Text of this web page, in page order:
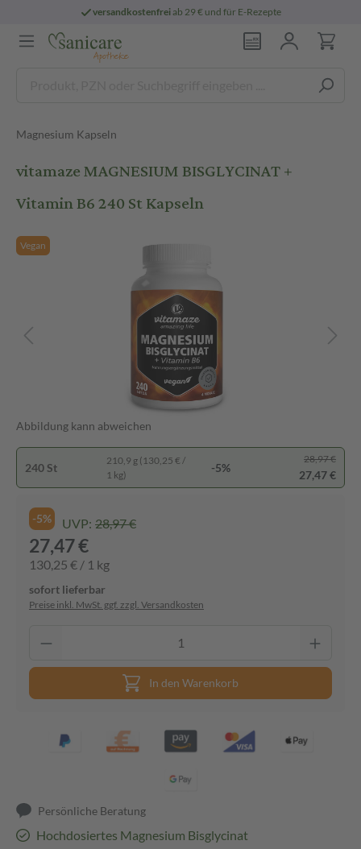
versandkostenfreiab 29 € und für E-Rezepte
Magnesium Kapseln
vitamaze MAGNESIUM BISGLYCINAT +
Vitamin B6 240 St Kapseln
Vegan
Abbildung kann abweichen
240 St
210,9 g (130,25 € /
1 kg)
-5%
28,97 €
27,47 €
-5% UVP: 28,97 €
27,47 €
130,25 € / 1 kg
sofort lieferbar
Preise inkl. MwSt. ggf. zzgl. Versandkosten
In den Warenkorb
Persönliche Beratung
Hochdosiertes Magnesium Bisglycinat